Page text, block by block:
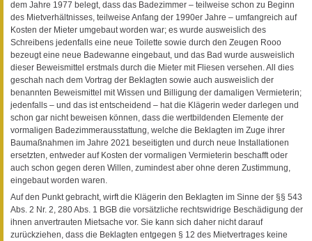
dem Jahre 1977 belegt, dass das Badezimmer – teilweise schon zu Beginn
des Mietverhältnisses, teilweise Anfang der 1990er Jahre – umfangreich auf
Kosten der Mieter umgebaut worden war; es wurde ausweislich des
Schreibens jedenfalls eine neue Toilette sowie durch den Zeugen Rooo
bezeugt eine neue Badewanne eingebaut, und das Bad wurde ausweislich
dieser Beweismittel erstmals durch die Mieter mit Fliesen versehen. All dies
geschah nach dem Vortrag der Beklagten sowie auch ausweislich der
benannten Beweismittel mit Wissen und Billigung der damaligen Vermieterin;
jedenfalls – und das ist entscheidend – hat die Klägerin weder darlegen und
schon gar nicht beweisen können, dass die wertbildenden Elemente der
vormaligen Badezimmerausstattung, welche die Beklagten im Zuge ihrer
Baumaßnahmen im Jahre 2021 beseitigten und durch neue Installationen
ersetzten, entweder auf Kosten der vormaligen Vermieterin beschafft oder
auch schon gegen deren Willen, zumindest aber ohne deren Zustimmung,
eingebaut worden waren.
Auf den Punkt gebracht, wirft die Klägerin den Beklagten im Sinne der §§ 543
Abs. 2 Nr. 2, 280 Abs. 1 BGB die vorsätzliche rechtswidrige Beschädigung der
ihnen anvertrauten Mietsache vor. Sie kann sich daher nicht darauf
zurückziehen, dass die Beklagten entgegen § 12 des Mietvertrages keine